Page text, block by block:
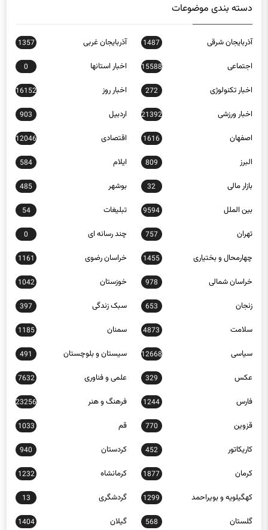
دسته بندی موضوعات
آذربایجان شرقی 1487 آذربایجان غربی 1357
اجتماعی 15588 اخبار استانها 0
اخبار تکنولوژی 272 اخبار روز 16152
اخبار ورزشی 21392 اردبیل 903
اصفهان 1616 اقتصادی 12046
البرز 809 ایلام 584
بازار مالی 32 بوشهر 485
بین الملل 9594 تبلیغات 54
تهران 757 چند رسانه ای 0
چهارمحال و بختیاری 1455 خراسان رضوی 1161
خراسان شمالی 978 خوزستان 1042
زنجان 653 سبک زندگی 397
سلامت 4873 سمنان 1185
سیاسی 12668 سیستان و بلوچستان 491
عکس 329 علمی و فناوری 7632
فارس 1244 فرهنگ و هنر 23256
قزوین 770 قم 1033
کاریکاتور 452 کردستان 940
کرمان 1877 کرمانشاه 1232
کهگیلویه و بویراحمد 1299 گردشگری 13
گلستان 568 گیلان 1404